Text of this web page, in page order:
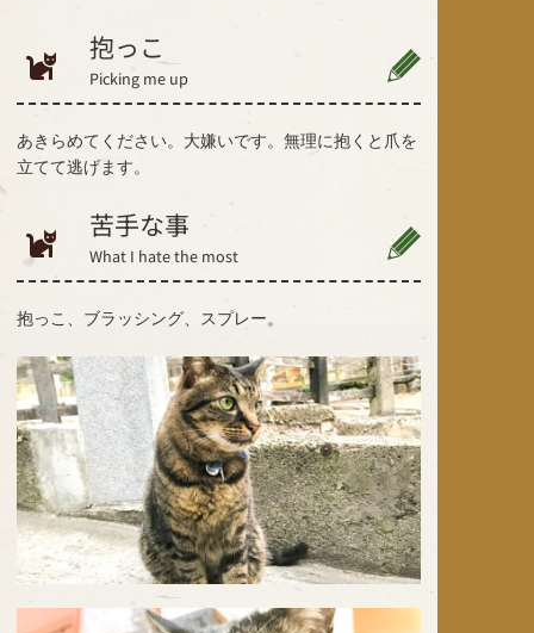
抱っこ
Picking me up
あきらめてください。大嫌いです。無理に抱くと爪を
立てて逃げます。
苦手な事
What I hate the most
抱っこ、ブラッシング、スプレー。